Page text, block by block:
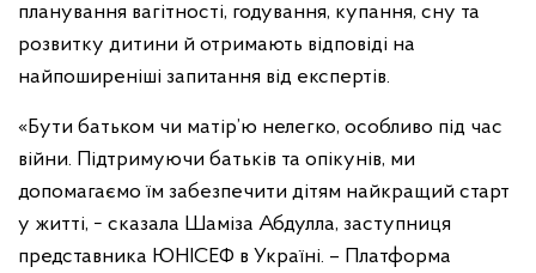
планування вагітності, годування, купання, сну та
розвитку дитини й отримають відповіді на
найпоширеніші запитання від експертів.
«Бути батьком чи матір’ю нелегко, особливо під час
війни. Підтримуючи батьків та опікунів, ми
допомагаємо їм забезпечити дітям найкращий старт
у житті, − сказала Шаміза Абдулла, заступниця
представника ЮНІСЕФ в Україні. – Платформа